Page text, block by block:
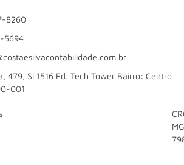
8260
5694
479, Sl 1516 Ed. Tech Tower Bairro: Centro
001
MG